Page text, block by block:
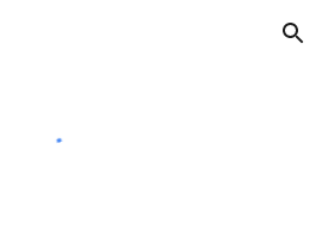
Skip to navigation